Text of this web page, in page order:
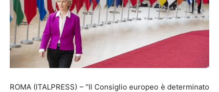
ROMA (ITALPRESS) – “Il Consiglio europeo è determinato